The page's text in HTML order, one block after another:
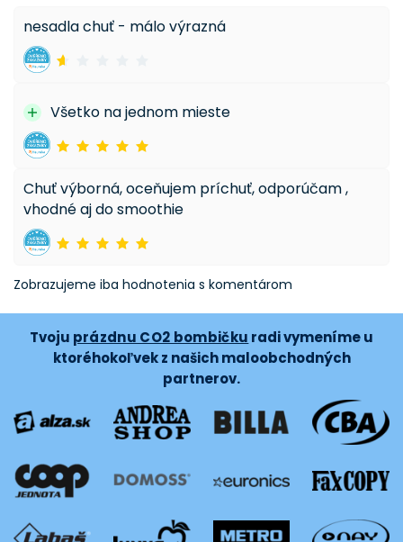
nesadla chuť - málo výrazná
Všetko na jednom mieste
Chuť výborná, oceňujem príchuť, odporúčam ,
vhodné aj do smoothie
Zobrazujeme iba hodnotenia s komentárom
Tvoju prázdnu CO2 bombičku radi vymeníme u
ktoréhokoľvek z našich maloobchodných
partnerov.